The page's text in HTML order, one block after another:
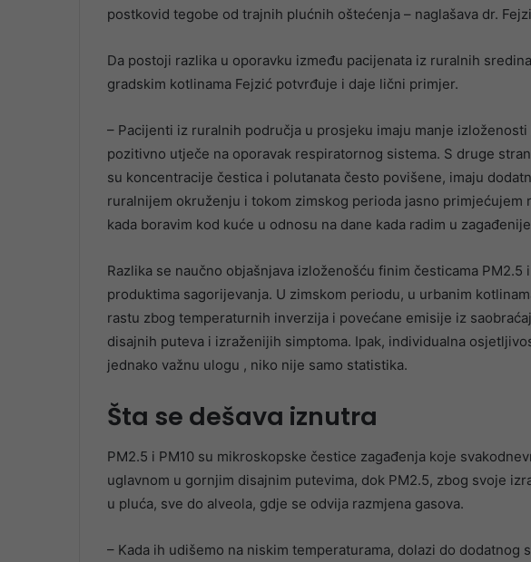
postkovid tegobe od trajnih plućnih oštećenja – naglašava dr.
Da postoji razlika u oporavku između pacijenata iz ruralnih
gradskim kotlinama Fejzić potvrđuje i daje lični primjer.
– Pacijenti iz ruralnih područja u prosjeku imaju manje
pozitivno utječe na oporavak respiratornog sistema. S druge
su koncentracije čestica i polutanata često povišene, imaju
ruralnijem okruženju i tokom zimskog perioda jasno primjećujem
kada boravim kod kuće u odnosu na dane kada radim u
Razlika se naučno objašnjava izloženošću finim česticama PM2.5
produktima sagorijevanja. U zimskom periodu, u urbanim
rastu zbog temperaturnih inverzija i povećane emisije iz
disajnih puteva i izraženijih simptoma. Ipak, individualna
jednako važnu ulogu , niko nije samo statistika.
Šta se dešava iznutra
PM2.5 i PM10 su mikroskopske čestice zagađenja koje
uglavnom u gornjim disajnim putevima, dok PM2.5, zbog svoje
u pluća, sve do alveola, gdje se odvija razmjena gasova.
– Kada ih udišemo na niskim temperaturama, dolazi do dodatnog